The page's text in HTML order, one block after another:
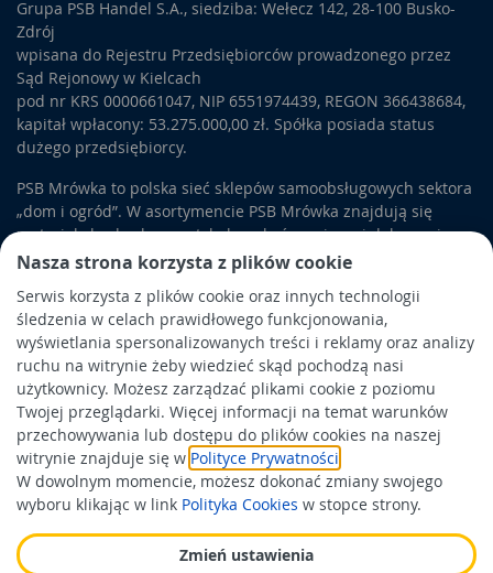
Nasza strona korzysta z plików cookie
Serwis korzysta z plików cookie oraz innych technologii
śledzenia w celach prawidłowego funkcjonowania,
wyświetlania spersonalizowanych treści i reklamy oraz analizy
ruchu na witrynie żeby wiedzieć skąd pochodzą nasi
użytkownicy. Możesz zarządzać plikami cookie z poziomu
Twojej przeglądarki. Więcej informacji na temat warunków
przechowywania lub dostępu do plików cookies na naszej
witrynie znajduje się w Polityce Prywatności
W dowolnym momencie, możesz dokonać zmiany swojego
wyboru klikając w link Polityka Cookies w stopce strony.
Zmień ustawienia
Grupa PSB Handel S.A., siedziba: Wełecz 142, 28-100 Busko-
Zdrój
wpisana do Rejestru Przedsiębiorców prowadzonego przez
Sąd Rejonowy w Kielcach
pod nr KRS 0000661047, NIP 6551974439, REGON 366438684,
kapitał wpłacony: 53.275.000,00 zł. Spółka posiada status
dużego przedsiębiorcy.
PSB Mrówka to polska sieć sklepów samoobsługowych sektora
„dom i ogród”. W asortymencie PSB Mrówka znajdują się
materiały budowlane, artykuły wykończeniowe i dekoracyjne,
wyposażenie łazienek i kuchni, elektronarzędzia, a także
artykuły związane z ogrodem i otoczeniem domu.
Obowiązek informacyjny
Polityka prywatności
Polityka Cookies
Odbiór zużytego sprzętu
Wspierają nas: